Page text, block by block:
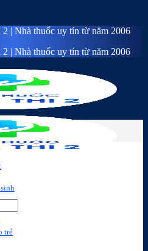
| Nhà thuốc uy tín từ năm 2006
| Nhà thuốc uy tín từ năm 2006
trẻ